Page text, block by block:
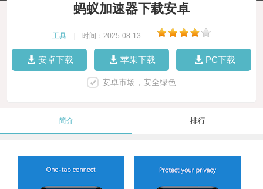
蚂蚁加速器下载安卓
工具 时间：2025-08-13
安卓下载 苹果下载 PC下载
安卓市场，安全绿色
简介 排行